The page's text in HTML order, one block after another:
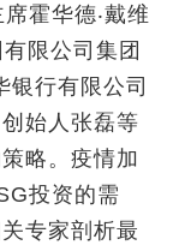
霍华德‧戴维
限公司集团
行有限公司
始人张磊等
略。疫情加
投资的需
专家剖析最